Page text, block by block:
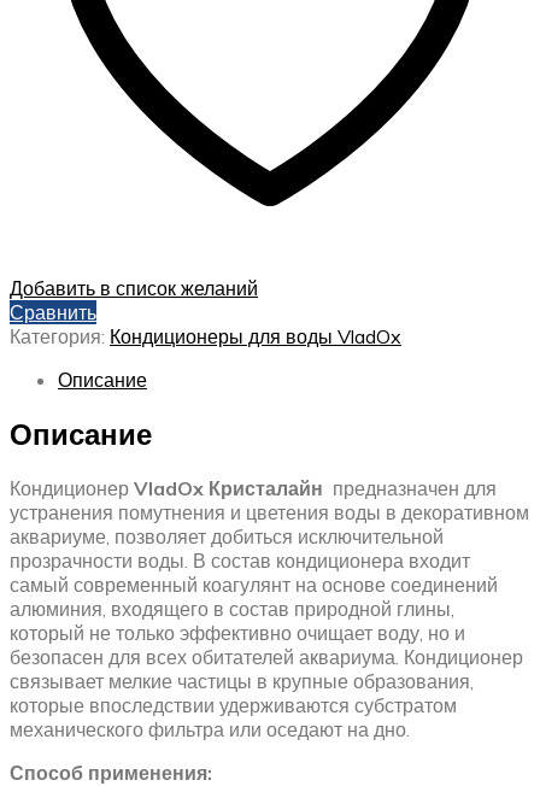
Добавить в список желаний
Сравнить
Категория: Кондиционеры для воды VladOx
Описание
Описание
Кондиционер VladOx Кристалайн предназначен для
устранения помутнения и цветения воды в декоративном
аквариуме, позволяет добиться исключительной
прозрачности воды. В состав кондиционера входит
самый современный коагулянт на основе соединений
алюминия, входящего в состав природной глины,
который не только эффективно очищает воду, но и
безопасен для всех обитателей аквариума. Кондиционер
связывает мелкие частицы в крупные образования,
которые впоследствии удерживаются субстратом
механического фильтра или оседают на дно.
Способ применения: